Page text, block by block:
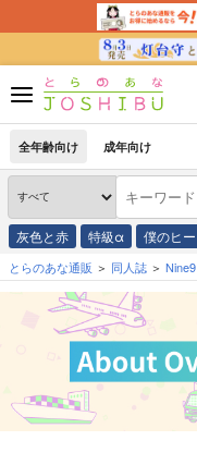
全年齢向け 成年向け
灰色と赤 特級α 僕のヒ
とらのあな通販 同人誌 Nine9